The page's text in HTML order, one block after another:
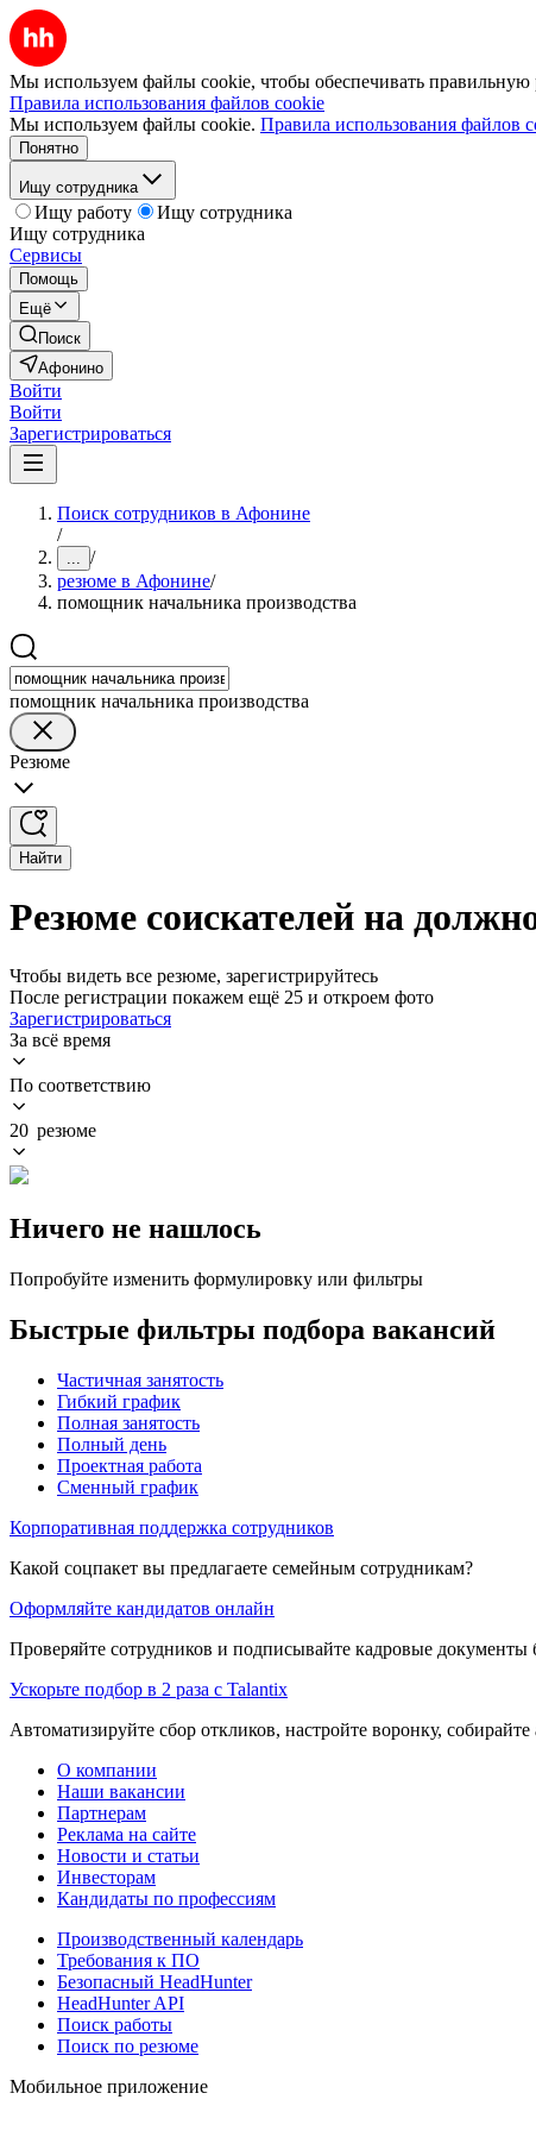
Мы используем файлы cookie, чтобы обеспечивать правильную
Правила использования файлов cookie
Мы используем файлы cookie. Правила использования файлов
Понятно
Ищу сотрудника
Ищу работу
Ищу сотрудника
Ищу сотрудника
Сервисы
Помощь
Ещё
Поиск
Афонино
Войти
Войти
Зарегистрироваться
Поиск сотрудников в Афонине
/
... /
резюме в Афонине/
помощник начальника производства
помощник начальника производства
Резюме
Найти
Резюме соискателей на
Чтобы видеть все резюме, зарегистрируйтесь
После регистрации покажем ещё 25 и откроем фото
Зарегистрироваться
За всё время
По соответствию
20 резюме
Ничего не нашлось
Попробуйте изменить формулировку или фильтры
Быстрые фильтры подбора вакансий
Частичная занятость
Гибкий график
Полная занятость
Полный день
Проектная работа
Сменный график
Корпоративная поддержка сотрудников
Какой соцпакет вы предлагаете семейным сотрудникам?
Оформляйте кандидатов онлайн
Проверяйте сотрудников и подписывайте кадровые документы
Ускорьте подбор в 2 раза с Talantix
Автоматизируйте сбор откликов, настройте воронку,
О компании
Наши вакансии
Партнерам
Реклама на сайте
Новости и статьи
Инвесторам
Кандидаты по профессиям
Производственный календарь
Требования к ПО
Безопасный HeadHunter
HeadHunter API
Поиск работы
Поиск по резюме
Мобильное приложение